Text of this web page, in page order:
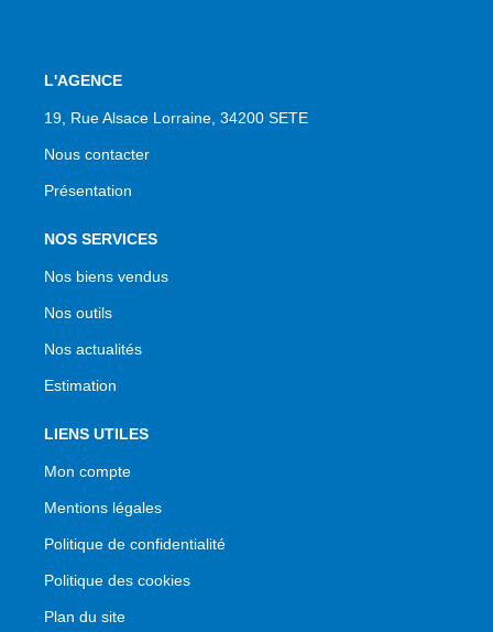
L'AGENCE
19, Rue Alsace Lorraine, 34200 SETE
Nous contacter
Présentation
NOS SERVICES
Nos biens vendus
Nos outils
Nos actualités
Estimation
LIENS UTILES
Mon compte
Mentions légales
Politique de confidentialité
Politique des cookies
Plan du site